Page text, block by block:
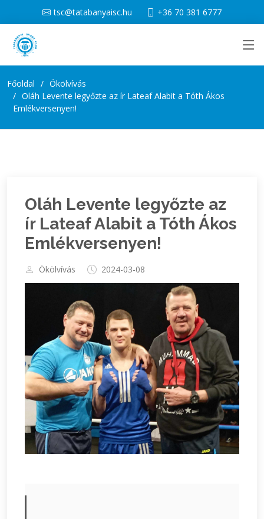
tsc@tatabanyaisc.hu +36 70 381 6777
Főoldal
Ökölvívás
Oláh Levente legyőzte az ír Lateaf Alabit a Tóth Ákos
Emlékversenyen!
Oláh Levente legyőzte az
ír Lateaf Alabit a Tóth Ákos
Emlékversenyen!
Ökölvívás 2024-03-08